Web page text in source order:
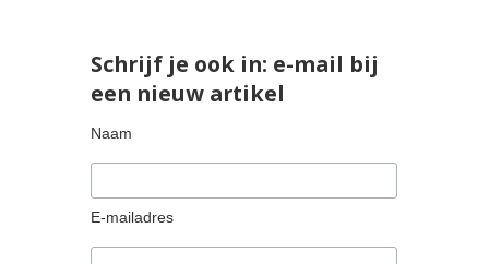
Schrijf je ook in: e-mail bij
een nieuw artikel
Naam
E-mailadres